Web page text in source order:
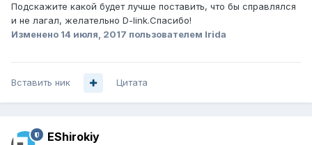
Подскажите какой будет лучше поставить, что бы справлялся
и не лагал, желательно D-link.Спасибо!
Изменено 14 июля, 2017 пользователем Irida
Вставить ник Цитата
EShirokiy